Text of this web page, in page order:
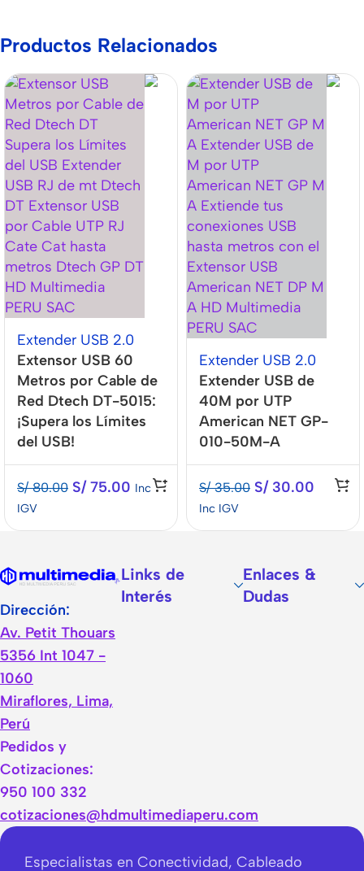
Productos Relacionados
Extender USB 2.0
Extensor USB 60
Metros por Cable de
Red Dtech DT-5015:
¡Supera los Límites
del USB!
S/80.00 S/75.00 Inc
IGV
Extender USB 2.0
Extender USB de
40M por UTP
American NET GP-
010-50M-A
S/35.00 S/30.00
Inc IGV
Dirección:
Av. Petit Thouars
5356 Int 1047 -
1060
Miraflores, Lima,
Perú
Pedidos y
Cotizaciones:
950 100 332
cotizaciones@hdmultimediaperu.com
Links de
Interés
Enlaces &
Dudas
Especialistas en Conectividad, Cableado